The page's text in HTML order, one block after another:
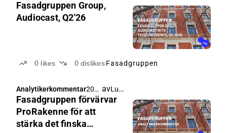
Fasadgruppen Group,
Audiocast, Q2'26
0 likes 0 dislikes Fasadgruppen
Analytikerkommentar202
6-
07-
04:0
av Lucas Mattsson
Fasadgruppen förvärvar
ProRakenne för att
stärka det finska